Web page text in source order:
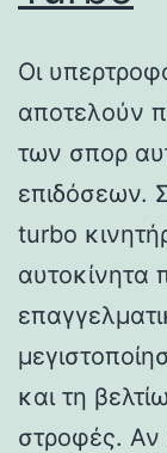
Οι
αποτελούν
των σπορ
επιδόσεων.
turbo
αυτοκίνητα
και τη
στροφές. Αν